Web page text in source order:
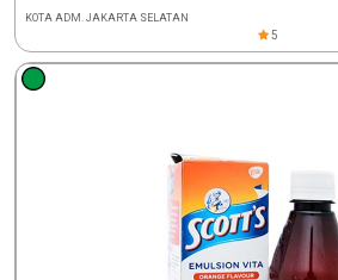
KOTA ADM. JAKARTA SELATAN
5